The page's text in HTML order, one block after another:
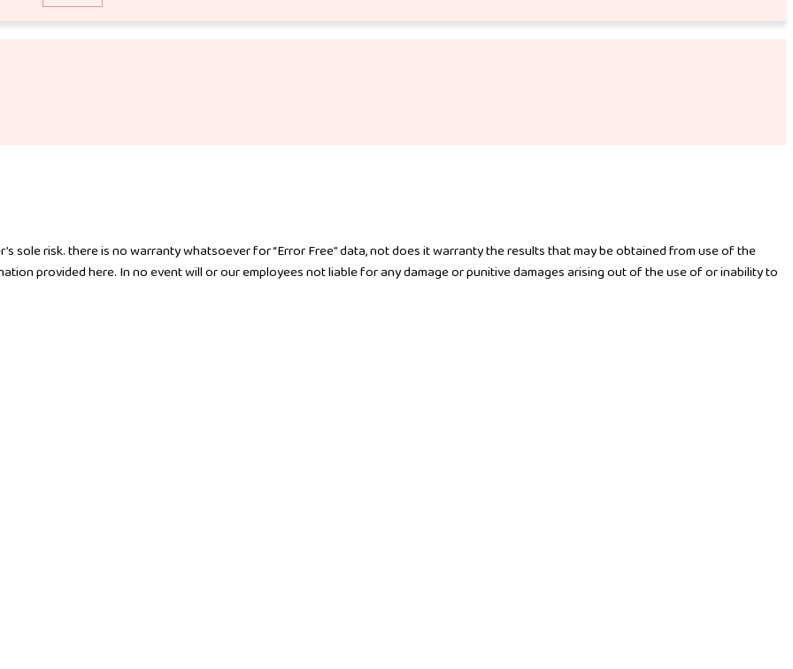
sole risk. there is no warranty whatsoever for “Error Free” data, not does it warranty the results that may be obtained from use of the
provided here. In no event will or our employees not liable for any damage or punitive damages arising out of the use of or inability to